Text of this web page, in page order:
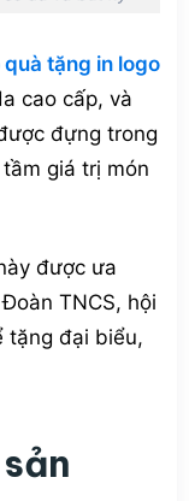
quà tặng in logo
cao cấp, và
đựng trong
giá trị món
được ưa
TNCS, hội
tặng đại biểu,